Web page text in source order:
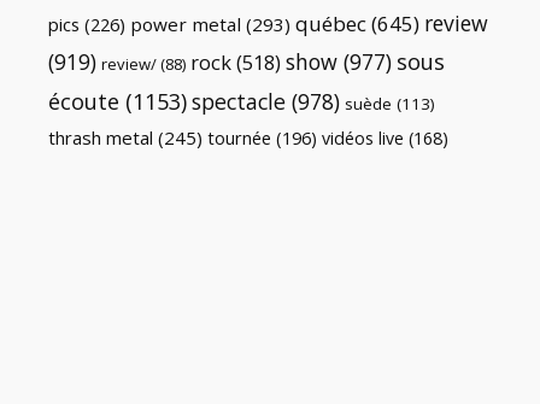
pics (226) power metal (293) québec(645) review
(919) review/(88) rock(518) show (977) sous
écoute (1153)spectacle (978) suède (113)
thrash metal (245) tournée (196) vidéos live (168)